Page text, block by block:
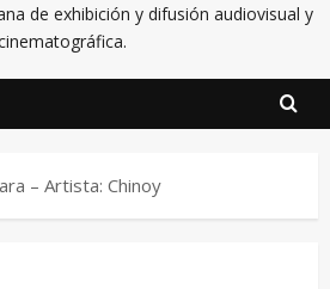
de exhibición y difusión audiovisual y
– Artista: Chinoy